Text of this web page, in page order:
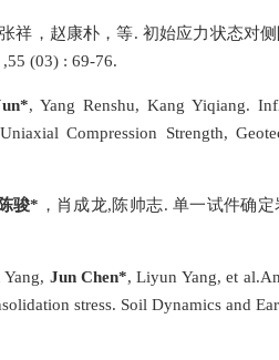
张祥，赵康朴，等. 初始应力状态对
(03) : 69-76.
, Yang Renshu, Kang Yiqiang.
Compression Strength,
陈骏* ，肖成龙,陈帅志. 单一试件确
Yang, Jun Chen*, Liyun Yang, et
stress. Soil Dynamics and